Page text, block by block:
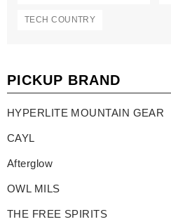
TECH COUNTRY
PICKUP BRAND
HYPERLITE MOUNTAIN GEAR
CAYL
Afterglow
OWL MILS
THE FREE SPIRITS